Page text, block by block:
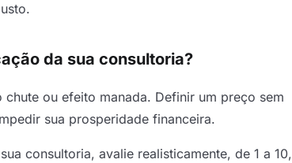
da sua consultoria?
ou efeito manada. Definir um preço sem
sua prosperidade financeira.
consultoria, avalie realisticamente, de 1 a 10,